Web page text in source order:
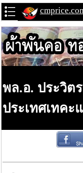
พล.อ. ประวิต
ประเทศเทคะ